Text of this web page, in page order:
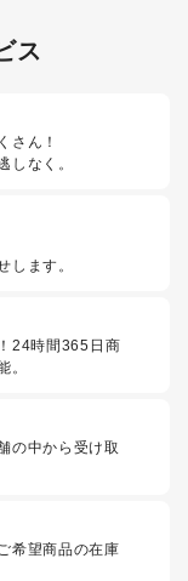
ス
さん！
しなく。
します。
24時間365日商
。
の中から受け取
希望商品の在庫